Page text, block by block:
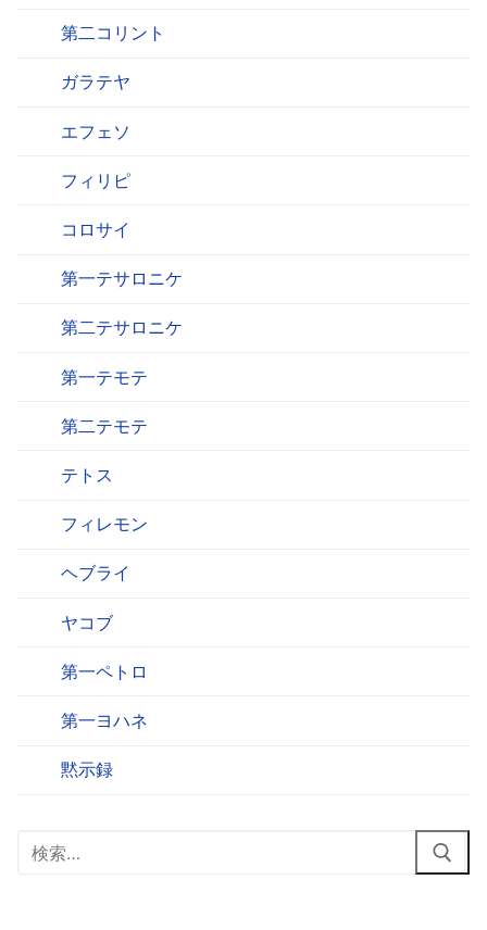
第二コリント
ガラテヤ
エフェソ
フィリピ
コロサイ
第一テサロニケ
第二テサロニケ
第一テモテ
第二テモテ
テトス
フィレモン
ヘブライ
ヤコブ
第一ペトロ
第一ヨハネ
黙示録
索: